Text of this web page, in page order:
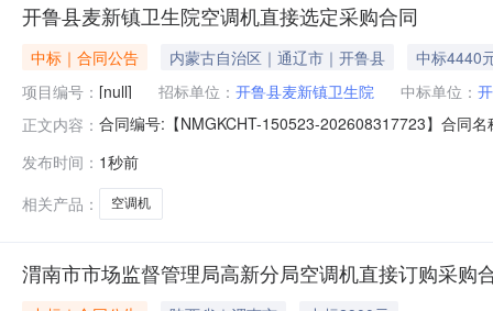
开鲁县麦新镇卫生院空调机直接选定采购合同
中标｜合同公告 内蒙古自治区｜通辽市｜开鲁县
中标4440
项目编号： [null] 招标单位： 开鲁县麦新镇卫生院 中标单位：
正文内容： 合同编号:【NMGKCHT-150523-202608317723】合同
息：主要标的名称：TCLKFR-35GW/AD2a+B11.5P变
发布时间： 1秒前
相关产品：
空调机
渭南市市场监督管理局高新分局空调机直接订购采购